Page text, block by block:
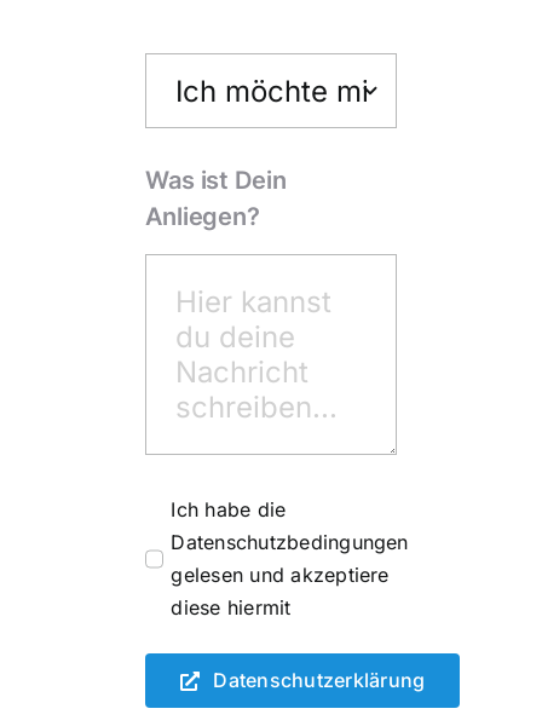
Was ist Dein
Anliegen?
Ich habe die
Datenschutzbedingungen
gelesen und akzeptiere
diese hiermit
Datenschutzerklärung